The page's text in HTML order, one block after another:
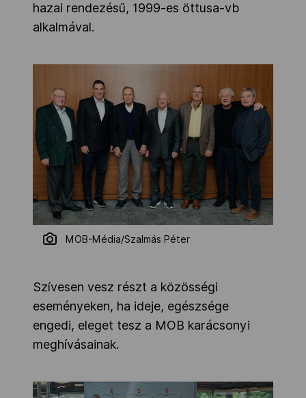
hazai rendezésű, 1999-es öttusa-vb
alkalmával.
MOB-Média/Szalmás Péter
Szívesen vesz részt a közösségi
eseményeken, ha ideje, egészsége
engedi, eleget tesz a MOB karácsonyi
meghívásainak.